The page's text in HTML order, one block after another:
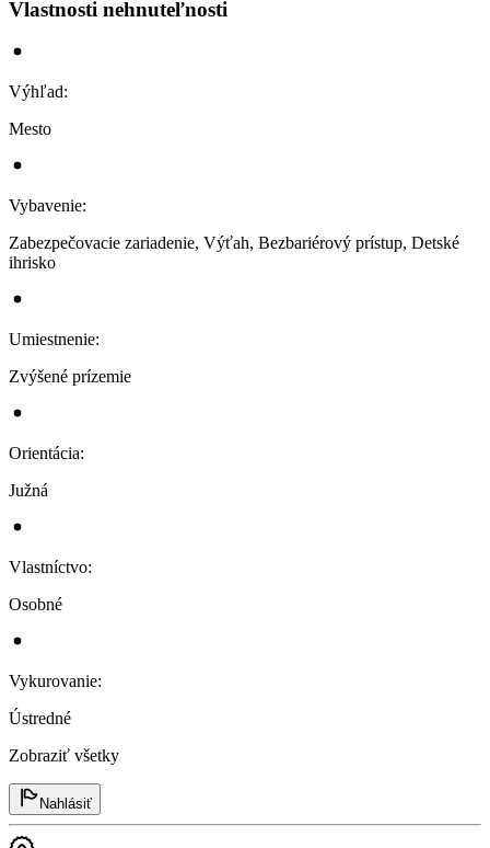
Vlastnosti nehnuteľnosti
Výhľad:
Mesto
Vybavenie:
Zabezpečovacie zariadenie, Výťah, Bezbariérový prístup, Detské
ihrisko
Umiestnenie:
Zvýšené prízemie
Orientácia:
Južná
Vlastníctvo:
Osobné
Vykurovanie:
Ústredné
Zobraziť všetky
Nahlásiť